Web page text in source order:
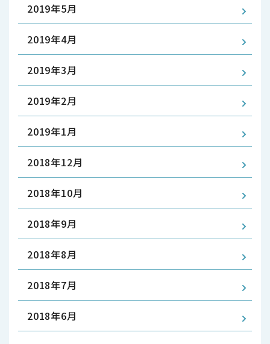
2019年5月
2019年4月
2019年3月
2019年2月
2019年1月
2018年12月
2018年10月
2018年9月
2018年8月
2018年7月
2018年6月